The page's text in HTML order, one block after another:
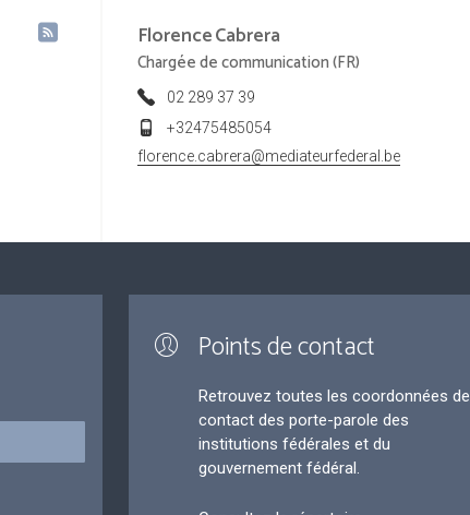
FlorenceCabrera
Chargée de communication (FR)
02 289 37 39
+32475485054
florence.cabrera@mediateurfederal.be
Points de contact
Retrouvez toutes les coordonnées de
contact des porte-parole des
institutions fédérales et du
gouvernement fédéral.